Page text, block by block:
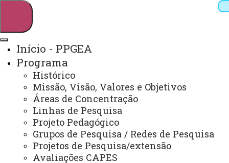
Webmail Sistemas
Arquivo Virtual
Campus
Início - PPGEA
Programa
Histórico
Missão, Visão, Valores e Objetivos
Áreas de Concentração
Linhas de Pesquisa
Projeto Pedagógico
Grupos de Pesquisa / Redes de Pesquisa
Projetos de Pesquisa/extensão
Avaliações CAPES